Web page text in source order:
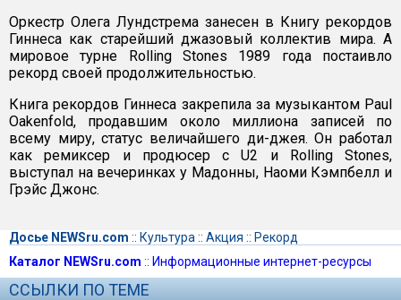
Оркестр Олега Лундстрема занесен в Книгу рекордов
Гиннеса как старейший джазовый коллектив мира. А
мировое турне Rolling Stones 1989 года постаивло
рекорд своей продолжительностью.
Книга рекордов Гиннеса закрепила за музыкантом Paul
Oakenfold, продавшим около миллиона записей по
всему миру, статус величайшего ди-джея. Он работал
как ремиксер и продюсер с U2 и Rolling Stones,
выступал на вечеринках у Мадонны, Наоми Кэмпбелл и
Грэйс Джонс.
Досье NEWSru.com :: Культура :: Акция :: Рекорд
Каталог NEWSru.com :: Информационные интернет-ресурсы
ССЫЛКИ ПО ТЕМЕ